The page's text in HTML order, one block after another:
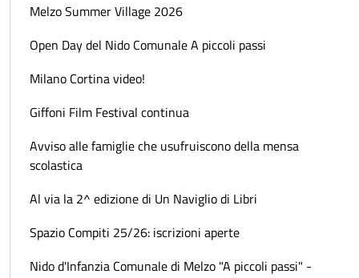
Melzo Summer Village 2026
Open Day del Nido Comunale A piccoli passi
Milano Cortina video!
Giffoni Film Festival continua
Avviso alle famiglie che usufruiscono della mensa
scolastica
Al via la 2^ edizione di Un Naviglio di Libri
Spazio Compiti 25/26: iscrizioni aperte
Nido d'Infanzia Comunale di Melzo "A piccoli passi" -